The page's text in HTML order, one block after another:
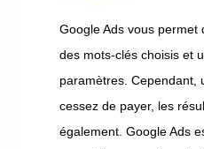
Google Ads vous permet
des mots-clés choisis et
paramètres. Cependant,
cessez de payer, les
également. Google Ads